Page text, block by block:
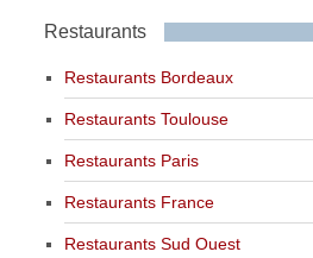
Restaurants
Restaurants Bordeaux
Restaurants Toulouse
Restaurants Paris
Restaurants France
Restaurants Sud Ouest